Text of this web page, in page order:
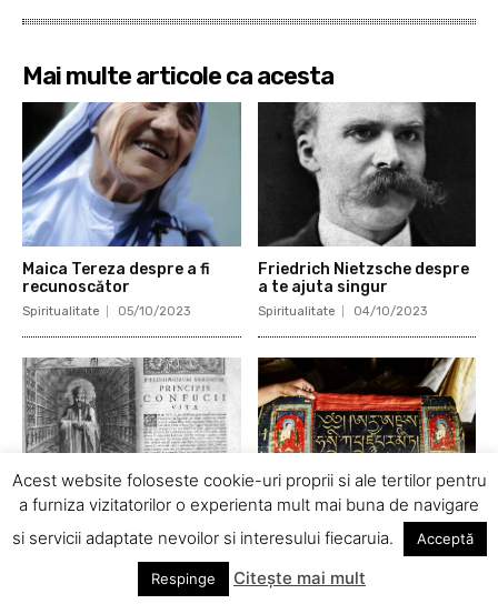
Mai multe articole ca acesta
Maica Tereza despre a fi
recunoscător
Spiritualitate 05/10/2023
Friedrich Nietzsche despre
a te ajuta singur
Spiritualitate 04/10/2023
conştiinţă
03/10/2023
Proverb chinezesc despre
sfaturile bune
© Newspaper Theme by tagDiv | All rights reserved.
Acest website foloseste cookie-uri proprii si ale tertilor pentru
a furniza vizitatorilor o experienta mult mai buna de navigare
si servicii adaptate nevoilor si interesului fiecaruia.
Acceptă
Respinge Citește mai mult